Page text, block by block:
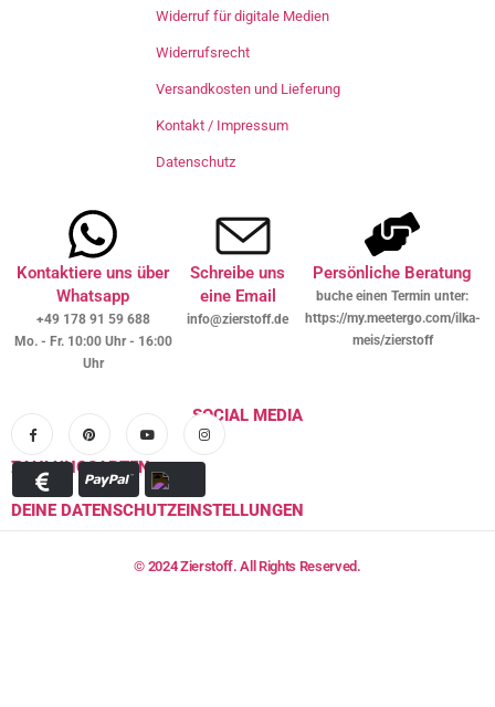
Widerruf für digitale Medien
Widerrufsrecht
Versandkosten und Lieferung
Kontakt / Impressum
Datenschutz
Kontaktiere uns über
Whatsapp
+49 178 91 59 688
Mo. - Fr. 10:00 Uhr - 16:00
Uhr
Schreibe uns
eine Email
info@zierstoff.de
Persönliche Beratung
buche einen Termin unter:
https://my.meetergo.com/ilka-
meis/zierstoff
SOCIAL MEDIA
ZAHLUNGSARTEN
DEINE DATENSCHUTZEINSTELLUNGEN
© 2024 Zierstoff. All Rights Reserved.